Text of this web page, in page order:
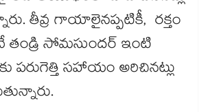
తీవ్ర గాయాలైనప్పటికీ, రక్తం
తండ్రి సోమసుందర్ ఇంటి
పరుగెత్తి సహాయం అరిచినట్లు